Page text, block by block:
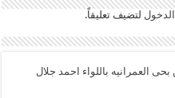
لتضيف تعليقاً.
العمرانيه باللواء احمد جلال